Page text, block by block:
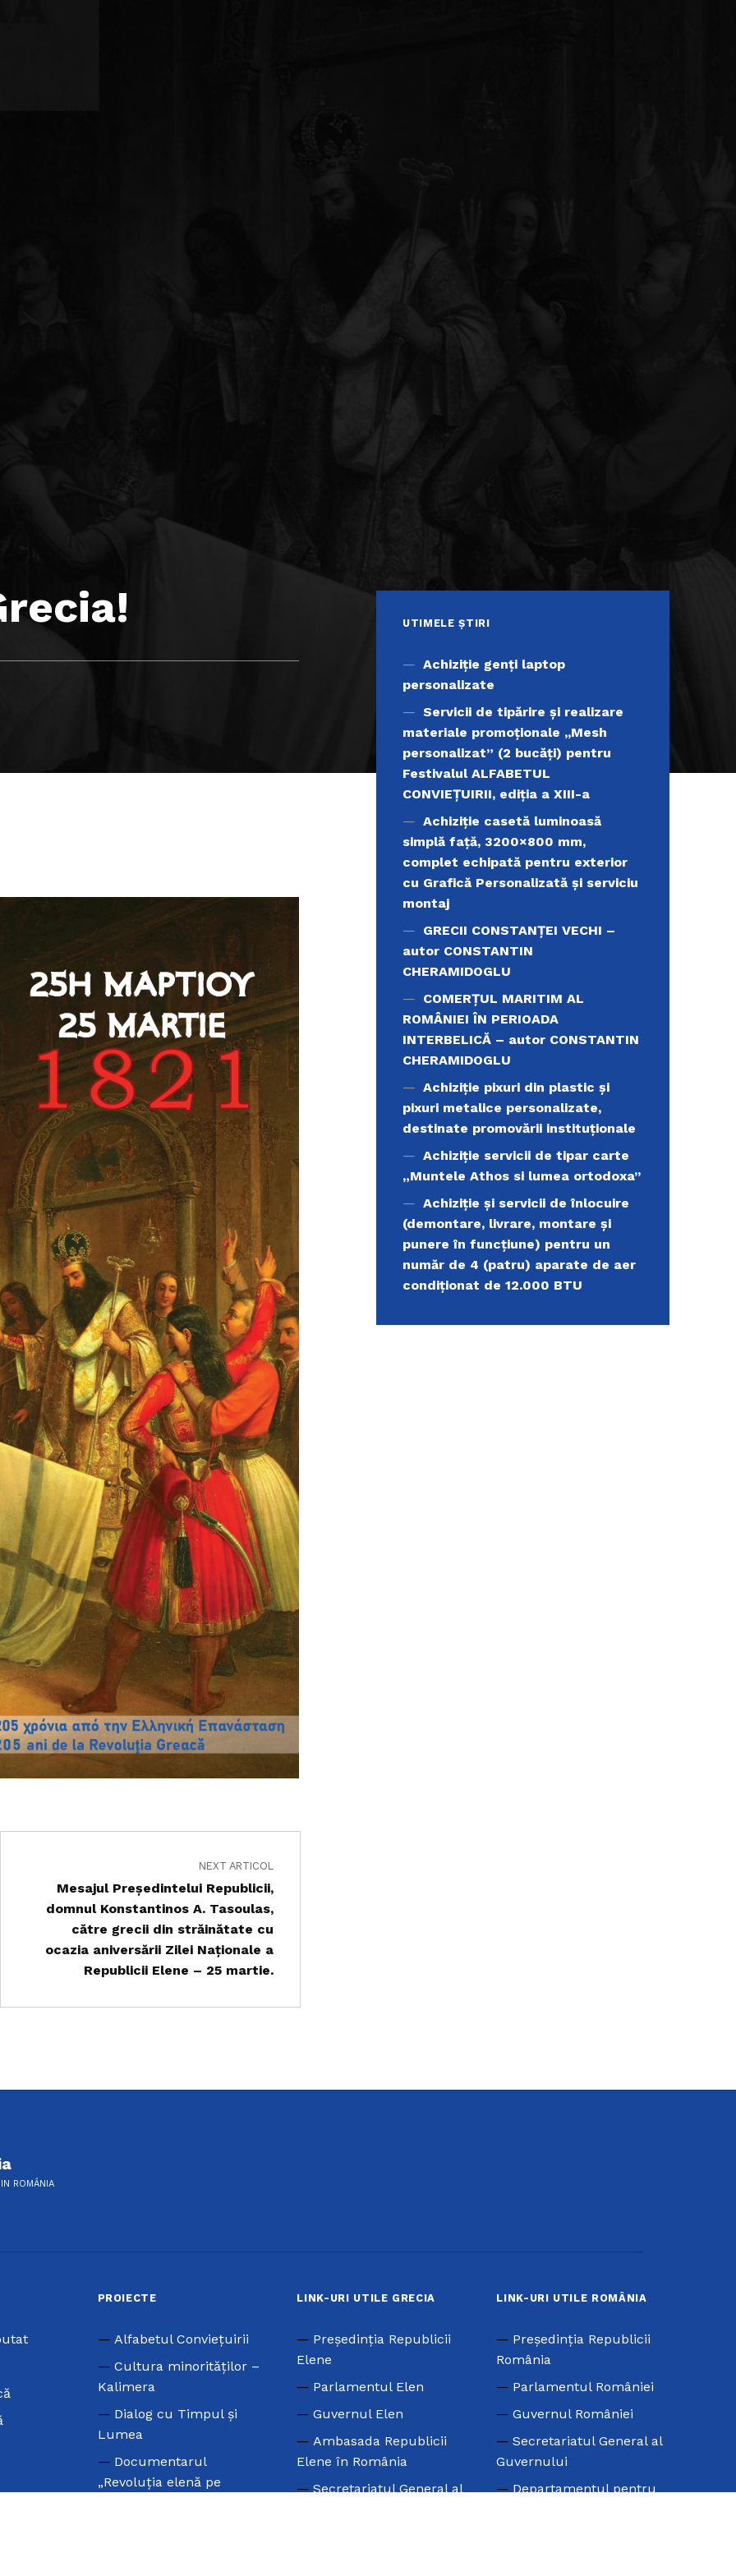
NEXT ARTICOL
Mesajul Președintelui Republicii,
domnul Konstantinos A. Tasoulas,
către grecii din străinătate cu
ocazia aniversării Zilei Naționale a
Republicii Elene – 25 martie.
UTIMELE ȘTIRI
Achiziţie genți laptop
personalizate
Servicii de tipărire şi realizare
materiale promoţionale ,,Mesh
personalizat” (2 bucăți) pentru
Festivalul ALFABETUL
CONVIEŢUIRII, ediţia a XIII-a
Achiziție casetă luminoasă
simplă față, 3200×800 mm,
complet echipată pentru exterior
cu Grafică Personalizată și serviciu
montaj
GRECII CONSTANȚEI VECHI –
autor CONSTANTIN
CHERAMIDOGLU
COMERŢUL MARITIM AL
ROMÂNIEI ÎN PERIOADA
INTERBELICĂ – autor CONSTANTIN
CHERAMIDOGLU
Achiziţie pixuri din plastic și
pixuri metalice personalizate,
destinate promovării instituționale
Achiziție servicii de tipar carte
„Muntele Athos si lumea ortodoxa’’
Achiziție și servicii de înlocuire
(demontare, livrare, montare și
punere în funcțiune) pentru un
număr de 4 (patru) aparate de aer
condiționat de 12.000 BTU
ROMÂNIA
PROIECTE
Alfabetul Conviețuirii
Cultura minorităților –
Kalimera
Dialog cu Timpul și
Lumea
Documentarul
„Revoluția elenă pe
LINK-URI UTILE GRECIA
Preşedinţia Republicii
Elene
Parlamentul Elen
Guvernul Elen
Ambasada Republicii
Elene în România
Secretariatul General al
LINK-URI UTILE ROMÂNIA
Preşedinţia Republicii
România
Parlamentul României
Guvernul României
Secretariatul General al
Guvernului
Departamentul pentru